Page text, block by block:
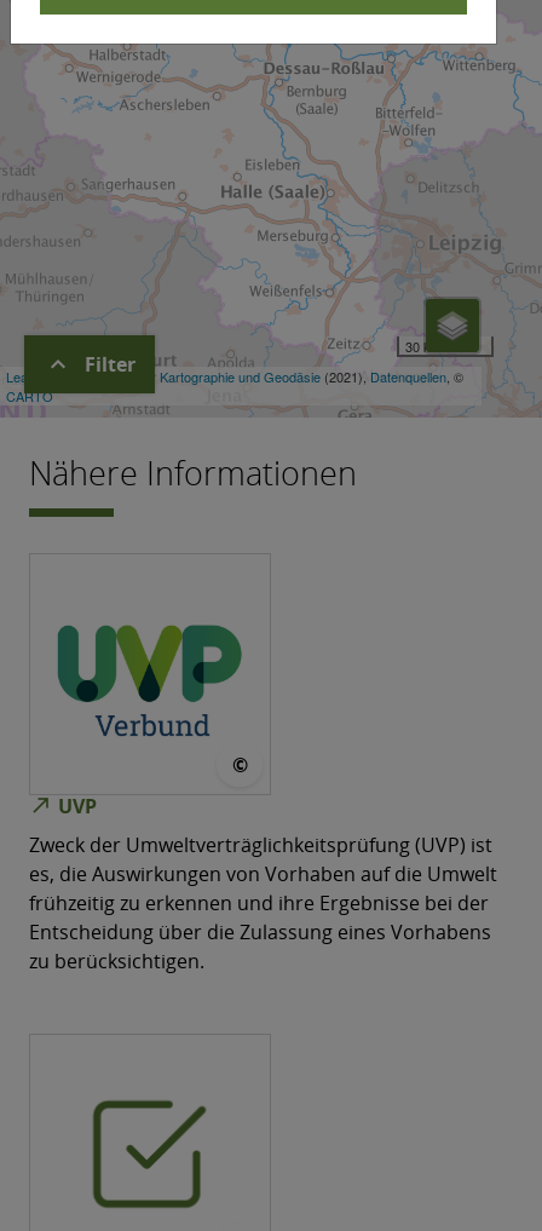
expand_more Filter
Nähere Informationen
©
north_east UVP
Zweck der Umweltverträglichkeitsprüfung (UVP) ist
es, die Auswirkungen von Vorhaben auf die Umwelt
frühzeitig zu erkennen und ihre Ergebnisse bei der
Entscheidung über die Zulassung eines Vorhabens
zu berücksichtigen.